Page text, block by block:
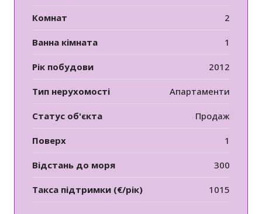
Комнат 2
Ванна кімната 1
Рік побудови 2012
Тип нерухомості Апартаменти
Статус об'єкта Продаж
Поверх 1
Відстань до моря 300
Такса підтримки (€/рік) 1015